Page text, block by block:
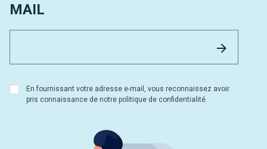
MAIL
En fournissant votre adresse e-mail, vous reconnaissez avoir
pris connaissance de notre politique de confidentialité.